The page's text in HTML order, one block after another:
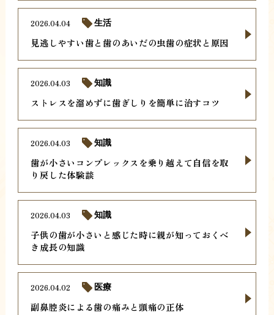
見逃しやすい歯と歯のあいだの虫歯の症状と原因
2026.04.04 生活
ストレスを溜めずに歯ぎしりを簡単に治すコツ
2026.04.03 知識
歯が小さいコンプレックスを乗り越えて自信を取
り戻した体験談
2026.04.03 知識
子供の歯が小さいと感じた時に親が知っておくべ
き成長の知識
2026.04.03 知識
副鼻腔炎による歯の痛みと頭痛の正体
2026.04.02 医療